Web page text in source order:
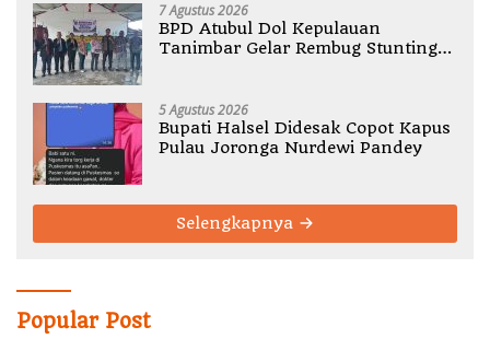
7 Agustus 2026
BPD Atubul Dol Kepulauan
Tanimbar Gelar Rembug Stunting
5 Agustus 2026
Bupati Halsel Didesak Copot Kapus
Pulau Joronga Nurdewi Pandey
Selengkapnya
Popular Post